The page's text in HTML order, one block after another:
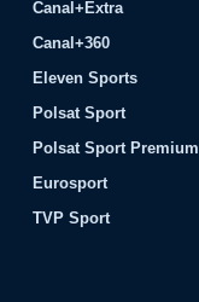
Canal+Extra
Canal+360
Eleven Sports
Polsat Sport
Polsat Sport Premium
Eurosport
TVP Sport